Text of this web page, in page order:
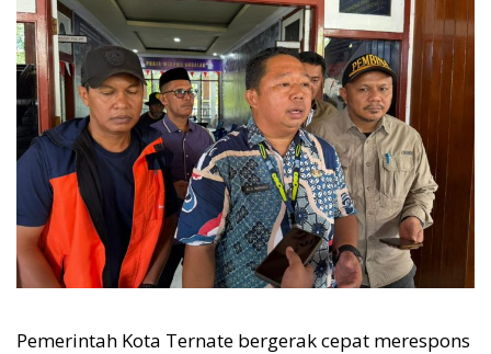
Pemerintah Kota Ternate bergerak cepat merespons